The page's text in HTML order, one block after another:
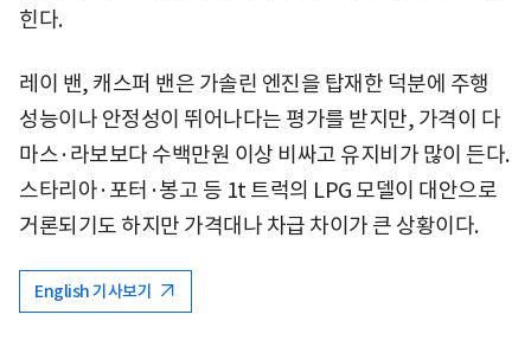
힌다.
레이 밴, 캐스퍼 밴은 가솔린 엔진을 탑재한 덕분에 주행
성능이나 안정성이 뛰어나다는 평가를 받지만, 가격이 다
마스·라보보다 수백만원 이상 비싸고 유지비가 많이 든다.
스타리아·포터·봉고 등 1t 트럭의 LPG 모델이 대안으로
거론되기도 하지만 가격대나 차급 차이가 큰 상황이다.
English 기사보기